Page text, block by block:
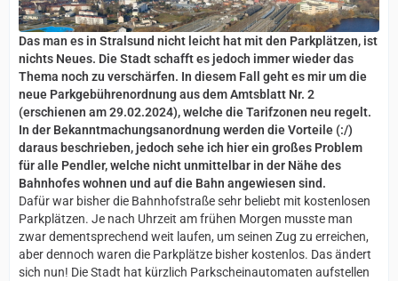
Das man es in Stralsund nicht leicht hat mit den Parkplätzen, ist
nichts Neues. Die Stadt schafft es jedoch immer wieder das
Thema noch zu verschärfen. In diesem Fall geht es mir um die
neue Parkgebührenordnung aus dem Amtsblatt Nr. 2
(erschienen am 29.02.2024), welche die Tarifzonen neu regelt.
In der Bekanntmachungsanordnung werden die Vorteile (:/)
daraus beschrieben, jedoch sehe ich hier ein großes Problem
für alle Pendler, welche nicht unmittelbar in der Nähe des
Bahnhofes wohnen und auf die Bahn angewiesen sind.
Dafür war bisher die Bahnhofstraße sehr beliebt mit kostenlosen
Parkplätzen. Je nach Uhrzeit am frühen Morgen musste man
zwar dementsprechend weit laufen, um seinen Zug zu erreichen,
aber dennoch waren die Parkplätze bisher kostenlos. Das ändert
sich nun! Die Stadt hat kürzlich Parkscheinautomaten aufstellen